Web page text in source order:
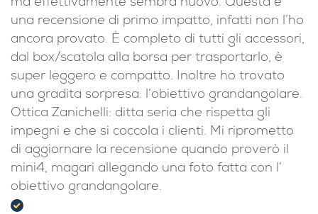
21 Luglio 2026
Ho acquistato il DJI Mini 4 Pro con RC 2 usato
ma effettivamente sembra nuovo. Questa è
una recensione di primo impatto, infatti non l’ho
ancora provato. È completo di tutti gli accessori,
dal box/scatola alla borsa per trasportarlo, è
super leggero e compatto. Inoltre ho trovato
una gradita sorpresa: l’obiettivo grandangolare.
Ottica Zanichelli: ditta seria che rispetta gli
impegni e che si coccola i clienti. Mi riprometto
di aggiornare la recensione quando proverò il